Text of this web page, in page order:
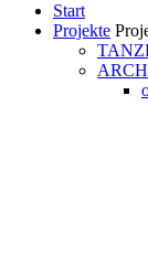
Start
Projekte